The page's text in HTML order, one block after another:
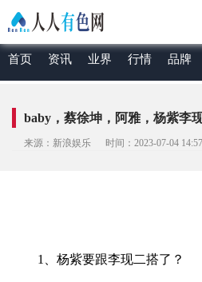
首页 资讯 业界 行情 品牌
baby，蔡徐坤，阿雅，杨紫李
来源：新浪娱乐 时间：2023-07-04
1、杨紫要跟李现二搭了？